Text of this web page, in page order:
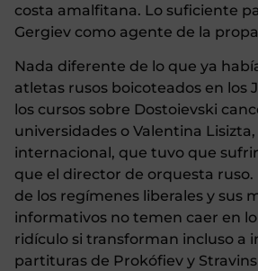
costa amalfitana. Lo suficiente
Gergiev como agente de la
Nada diferente de lo que ya
atletas rusos boicoteados en los
los cursos sobre Dostoievski
universidades o Valentina
internacional, que tuvo que
que el director de orquesta
de los regímenes liberales y sus
informativos no temen caer en
ridículo si transforman incluso a
partituras de Prokófiev y